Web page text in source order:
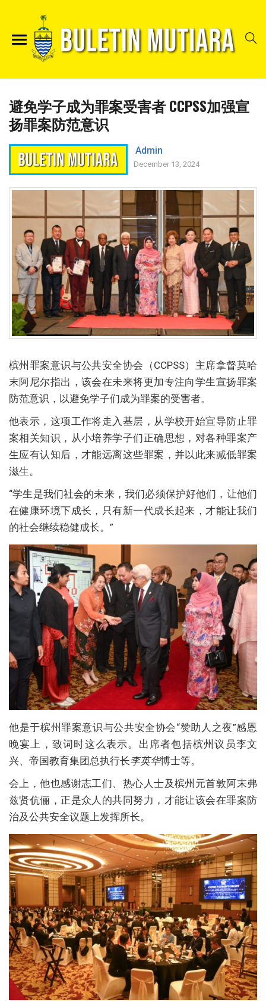
避免学子成为罪案受害者 CCPSS加强宣
扬罪案防范意识
Admin
December 13, 2024
槟州罪案意识与公共安全协会（CCPSS）主席拿督莫哈
末阿尼尔指出，该会在未来将更加专注向学生宣扬罪案
防范意识，以避免学子们成为罪案的受害者。
他表示，这项工作将走入基层，从学校开始宣导防止罪
案相关知识，从小培养学子们正确思想，对各种罪案产
生应有认知后，才能远离这些罪案，并以此来减低罪案
滋生。
“学生是我们社会的未来，我们必须保护好他们，让他们
在健康环境下成长，只有新一代成长起来，才能让我们
的社会继续稳健成长。”
他是于槟州罪案意识与公共安全协会“赞助人之夜”感恩
晚宴上，致词时这么表示。出席者包括槟州议员李文
兴、帝国教育集团总执行长李英华博士等。
会上，他也感谢志工们、热心人士及槟州元首敦阿末弗
兹贤伉俪，正是众人的共同努力，才能让该会在罪案防
治及公共安全议题上发挥所长。